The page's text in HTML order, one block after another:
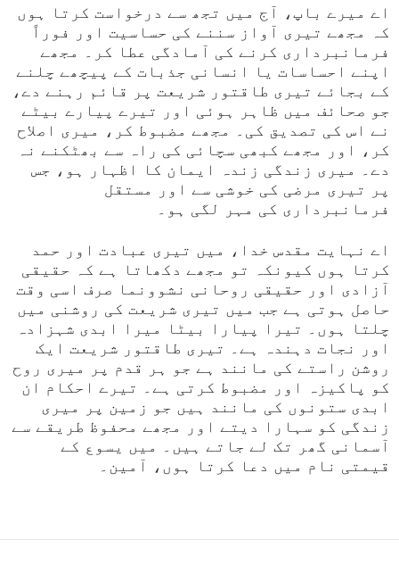
اے میرے باپ، آج میں تجھ سے درخواست کرتا ہوں
کہ مجھے تیری آواز سننے کی حساسیت اور فوراً
فرمانبرداری کرنے کی آمادگی عطا کر۔ مجھے
اپنے احساسات یا انسانی جذبات کے پیچھے چلنے
کے بجائے تیری طاقتور شریعت پر قائم رہنے دے،
جو صحائف میں ظاہر ہوئی اور تیرے پیارے بیٹے
نے اس کی تصدیق کی۔ مجھے مضبوط کر، میری اصلاح
کر، اور مجھے کبھی سچائی کی راہ سے بھٹکنے نہ
دے۔ میری زندگی زندہ ایمان کا اظہار ہو، جس
پر تیری مرضی کی خوشی سے اور مستقل
فرمانبرداری کی مہر لگی ہو۔
اے نہایت مقدس خدا، میں تیری عبادت اور حمد
کرتا ہوں کیونکہ تو مجھے دکھاتا ہے کہ حقیقی
آزادی اور حقیقی روحانی نشوونما صرف اسی وقت
حاصل ہوتی ہے جب میں تیری شریعت کی روشنی میں
چلتا ہوں۔ تیرا پیارا بیٹا میرا ابدی شہزادہ
اور نجات دہندہ ہے۔ تیری طاقتور شریعت ایک
روشن راستے کی مانند ہے جو ہر قدم پر میری روح
کو پاکیزہ اور مضبوط کرتی ہے۔ تیرے احکام ان
ابدی ستونوں کی مانند ہیں جو زمین پر میری
زندگی کو سہارا دیتے اور مجھے محفوظ طریقے سے
آسمانی گھر تک لے جاتے ہیں۔ میں یسوع کے
قیمتی نام میں دعا کرتا ہوں، آمین۔